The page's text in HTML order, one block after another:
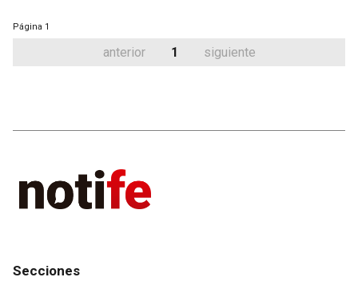
Página 1
anterior 1 siguiente
Secciones